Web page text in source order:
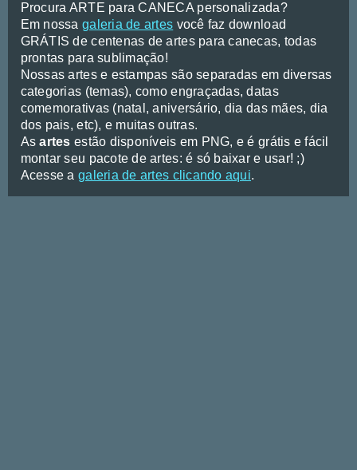
Procura ARTE para CANECA personalizada?
Em nossa galeria de artes você faz download
GRÁTIS de centenas de artes para canecas, todas
prontas para sublimação!
Nossas artes e estampas são separadas em diversas
categorias (temas), como engraçadas, datas
comemorativas (natal, aniversário, dia das mães, dia
dos pais, etc), e muitas outras.
Asartes estão disponíveis em PNG, e é grátis e fácil
montar seu pacote de artes: é só baixar e usar! ;)
Acesse a galeria de artes clicando aqui.